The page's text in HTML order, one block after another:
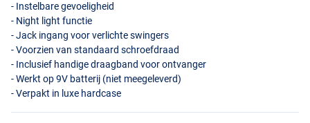
- Instelbare gevoeligheid
- Night light functie
- Jack ingang voor verlichte swingers
- Voorzien van standaard schroefdraad
- Inclusief handige draagband voor ontvanger
- Werkt op 9V batterij (niet meegeleverd)
- Verpakt in luxe hardcase